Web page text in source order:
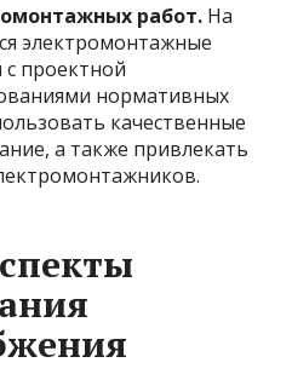
работ. На
электромонтажные
проектной
нормативных
качественные
а также привлекать